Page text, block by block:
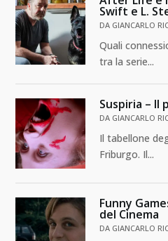
Swift e L.
DA GIANCARLO
Quali
tra la serie...
Suspiria –
DA GIANCARLO
Il tabellone
Friburgo. Il...
Funny
del Cinema
DA GIANCARLO